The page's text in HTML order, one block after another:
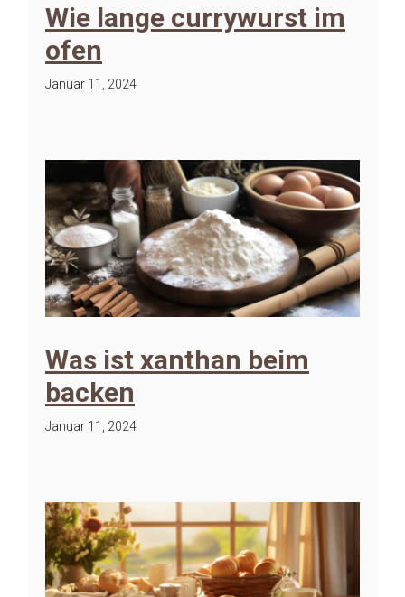
Wie lange currywurst im
ofen
Januar 11, 2024
Was ist xanthan beim
backen
Januar 11, 2024